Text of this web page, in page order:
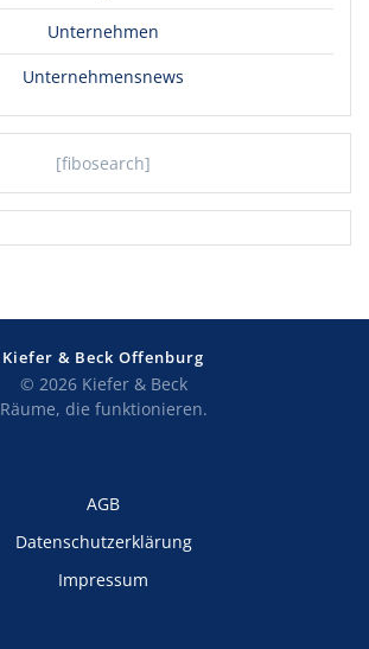
Unternehmen
Unternehmensnews
[fibosearch]
Kiefer & Beck Offenburg
© 2026 Kiefer & Beck
Räume, die funktionieren.
AGB
Datenschutzerklärung
Impressum